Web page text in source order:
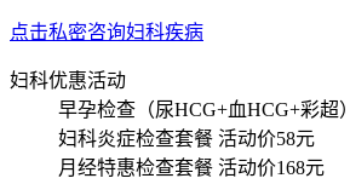
点击私密咨询妇科疾病
妇科优惠活动
早孕检查（尿HCG+血HCG+彩超）
妇科炎症检查套餐 活动价58元
月经特惠检查套餐 活动价168元